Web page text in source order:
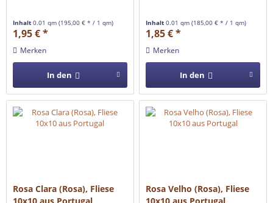
Inhalt0.01 qm(195,00 € * / 1 qm)
1,95 € *
Merken
In den
Inhalt0.01 qm(185,00 € * / 1 qm)
1,85 € *
Merken
In den
Rosa Clara (Rosa), Fliese
10x10 aus Portugal
Rosa Velho (Rosa), Fliese
10x10 aus Portugal